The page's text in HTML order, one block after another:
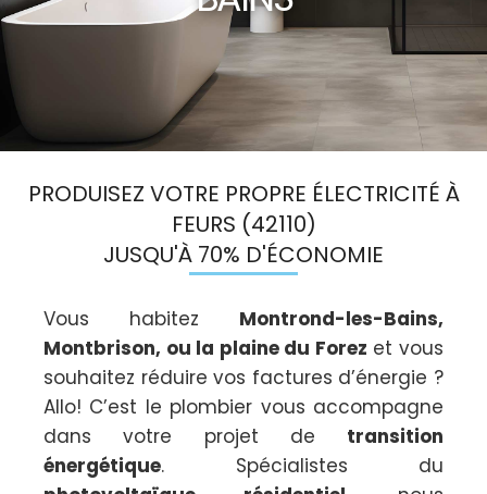
PRODUISEZ VOTRE PROPRE ÉLECTRICITÉ À
FEURS (42110)
JUSQU'À 70% D'ÉCONOMIE
Vous habitez Montrond-les-Bains,
Montbrison, ou la plaine du Forez et vous
souhaitez réduire vos factures d’énergie ?
Allo! C’est le plombier vous accompagne
dans votre projet de transition
énergétique. Spécialistes du